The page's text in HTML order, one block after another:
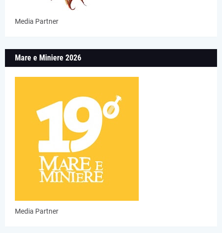
Media Partner
Mare e Miniere 2026
Media Partner